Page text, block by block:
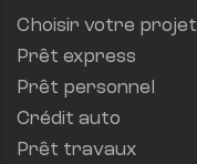
Choisir votre projet
Prêt express
Prêt personnel
Crédit auto
Prêt travaux